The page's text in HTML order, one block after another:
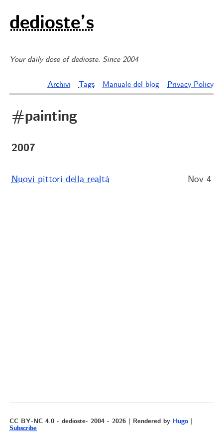
dedioste’s
Your daily dose of dedioste. Since 2004
Archivi Tags Manuale del blog Privacy Policy
#painting
2007
Nuovi pittori della realtà Nov 4
CC BY-NC 4.0 - dedioste- 2004 - 2026 | Rendered byHugo |
Subscribe